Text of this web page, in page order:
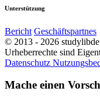
Unterstützung
Bericht Geschäftspartnes
© 2013 - 2026
Urheberrechte sind
Datenschutz
Mache einen